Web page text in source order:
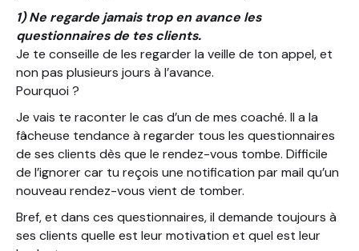
1) Ne regarde jamais trop en avance les
questionnaires de tes clients.
Je te conseille de les regarder la veille de ton appel, et
non pas plusieurs jours à l’avance.
Pourquoi ?
Je vais te raconter le cas d’un de mes coaché. Il a la
fâcheuse tendance à regarder tous les questionnaires
de ses clients dès que le rendez-vous tombe. Difficile
de l’ignorer car tu reçois une notification par mail qu’un
nouveau rendez-vous vient de tomber.
Bref, et dans ces questionnaires, il demande toujours à
ses clients quelle est leur motivation et quel est leur